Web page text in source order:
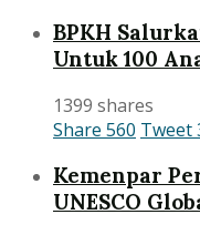
BPKH
Untuk 100
1399 shares
Share 560 Tweet
Kemenpar
UNESCO